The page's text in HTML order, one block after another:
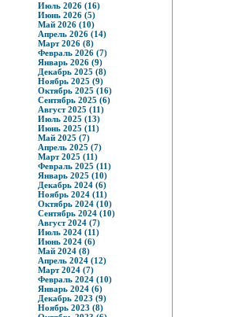
Июль 2026 (16)
Июнь 2026 (5)
Май 2026 (10)
Апрель 2026 (14)
Март 2026 (8)
Февраль 2026 (7)
Январь 2026 (9)
Декабрь 2025 (8)
Ноябрь 2025 (9)
Октябрь 2025 (16)
Сентябрь 2025 (6)
Август 2025 (11)
Июль 2025 (13)
Июнь 2025 (11)
Май 2025 (7)
Апрель 2025 (7)
Март 2025 (11)
Февраль 2025 (11)
Январь 2025 (10)
Декабрь 2024 (6)
Ноябрь 2024 (11)
Октябрь 2024 (10)
Сентябрь 2024 (10)
Август 2024 (7)
Июль 2024 (11)
Июнь 2024 (6)
Май 2024 (8)
Апрель 2024 (12)
Март 2024 (7)
Февраль 2024 (10)
Январь 2024 (6)
Декабрь 2023 (9)
Ноябрь 2023 (8)